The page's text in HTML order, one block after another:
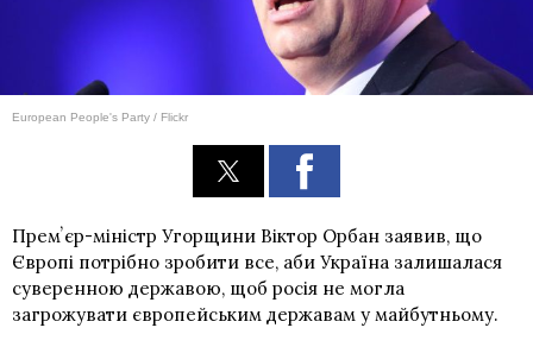
European People's Party / Flickr
Премʼєр-міністр Угорщини Віктор Орбан заявив, що
Європі потрібно зробити все, аби Україна залишалася
суверенною державою, щоб росія не могла
загрожувати європейським державам у майбутньому.